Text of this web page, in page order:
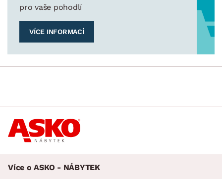
pro vaše pohodlí
VÍCE INFORMACÍ
Více o ASKO - NÁBYTEK